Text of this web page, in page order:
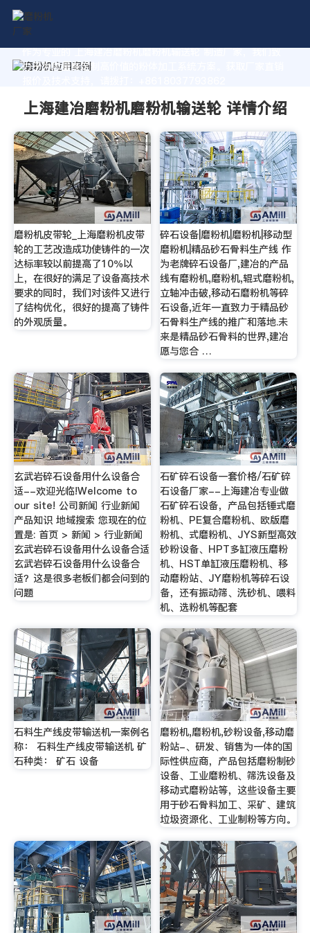
作为专业的 上海建冶磨粉机磨粉机输送轮 制造厂家，我们致
力于为您量身定制高价值的粉体加工系统方案。获取厂家直销
上海建冶磨粉机磨粉机输送轮 详情介绍
磨粉机皮带轮_上海磨粉机皮带
轮的工艺改造成功使铸件的一次
达标率较以前提高了10％以
上，在很好的满足了设备高技术
要求的同时，我们对该件又进行
了结构优化，很好的提高了铸件
的外观质量。
碎石设备|磨粉机|磨粉机|移动型
磨粉机|精品砂石骨料生产线 作
为老牌碎石设备厂,建冶的产品
线有磨粉机,磨粉机,辊式磨粉机,
立轴冲击破,移动石磨粉机等碎
石设备,近年一直致力于精品砂
石骨料生产线的推广和落地.未
来是精品砂石骨料的世界,建冶
愿与您合 …
玄武岩碎石设备用什么设备合
适--欢迎光临!Welcome to
our site! 公司新闻 行业新闻
产品知识 地域搜索 您现在的位
置是: 首页 > 新闻 > 行业新闻
玄武岩碎石设备用什么设备合适
玄武岩碎石设备用什么设备合
适？这是很多老板们都会问到的
问题
石矿碎石设备一套价格/石矿碎
石设备厂家--上海建冶专业做
石矿碎石设备，产品包括锤式磨
粉机、PE复合磨粉机、欧版磨
粉机、式磨粉机、JYS新型高效
砂粉设备、HPT多缸液压磨粉
机、HST单缸液压磨粉机、移
动磨粉站、JY磨粉机等碎石设
备，还有振动筛、洗砂机、喂料
机、选粉机等配套
石料生产线皮带输送机—案例名
称： 石料生产线皮带输送机 矿
石种类： 矿石 设备
磨粉机,磨粉机,砂粉设备,移动磨
粉站-、研发、销售为一体的国
际性供应商，产品包括磨粉制砂
设备、工业磨粉机、筛洗设备及
移动式磨粉站等，这些设备主要
用于砂石骨料加工、采矿、建筑
垃圾资源化、工业制粉等方向。